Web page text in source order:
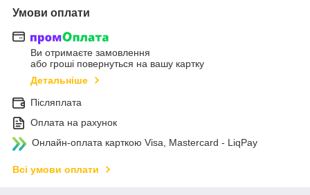
Умови оплати
Ви отримаєте замовлення
або гроші повернуться на вашу картку
Детальніше
Післяплата
Оплата на рахунок
Онлайн-оплата карткою Visa, Mastercard - LiqPay
Всі умови оплати